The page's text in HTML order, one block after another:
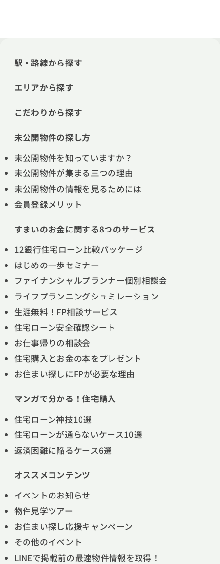
駅・路線から探す
エリアから探す
こだわりから探す
未公開物件の探し方
未公開物件を知っていますか？
未公開物件が集まる三つの理由
未公開物件の情報を見るためには
会員登録メリット
すまいのお金に関する8つのサービス
12銀行住宅ローン比較パッケージ
はじめの一歩セミナー
ファイナンシャルプランナー個別相談会
ライフプランニングシュミレーション
生涯無料！FP相談サービス
住宅ローン安全確認シート
お仕事帰りの相談会
住宅購入とお金の本をプレゼント
お住まい探しにFPが必要な理由
マンガで分かる！住宅購入
住宅ローン神技10選
住宅ローンが通らないケース10選
返済困難に陥るケース6選
オススメコンテンツ
イベントのお知らせ
物件見学ツアー
お住まい探し応援キャンペーン
その他のイベント
LINEで掲載前の最速物件情報を取得！